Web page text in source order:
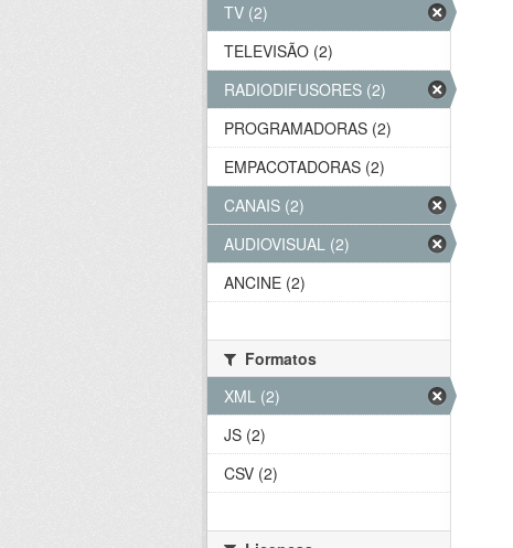
TV (2)
TELEVISÃO (2)
RADIODIFUSORES (2)
PROGRAMADORAS (2)
EMPACOTADORAS (2)
CANAIS (2)
AUDIOVISUAL (2)
ANCINE (2)
Formatos
XML (2)
JS (2)
CSV (2)